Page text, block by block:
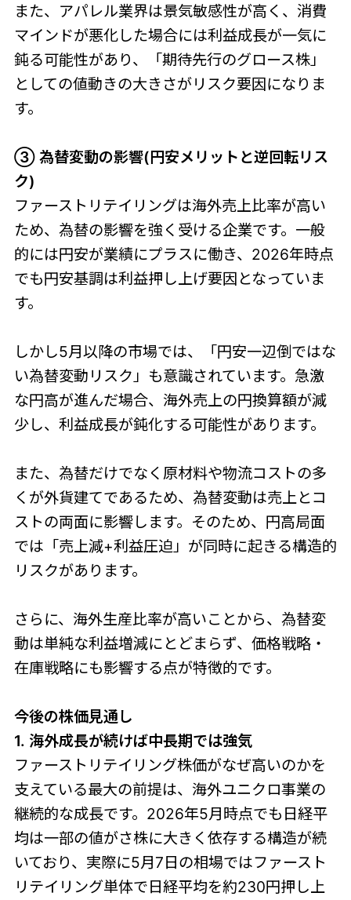
また、アパレル業界は景気敏感性が高く、消費
マインドが悪化した場合には利益成長が一気に
鈍る可能性があり、「期待先行のグロース株」
としての値動きの大きさがリスク要因になりま
す。
③ 為替変動の影響(円安メリットと逆回転リス
ク)
ファーストリテイリングは海外売上比率が高い
ため、為替の影響を強く受ける企業です。一般
的には円安が業績にプラスに働き、2026年時点
でも円安基調は利益押し上げ要因となっていま
す。
しかし5月以降の市場では、「円安一辺倒ではな
い為替変動リスク」も意識されています。急激
な円高が進んだ場合、海外売上の円換算額が減
少し、利益成長が鈍化する可能性があります。
また、為替だけでなく原材料や物流コストの多
くが外貨建てであるため、為替変動は売上とコ
ストの両面に影響します。そのため、円高局面
では「売上減+利益圧迫」が同時に起きる構造的
リスクがあります。
さらに、海外生産比率が高いことから、為替変
動は単純な利益増減にとどまらず、価格戦略・
在庫戦略にも影響する点が特徴的です。
今後の株価見通し
1. 海外成長が続けば中長期では強気
ファーストリテイリング株価がなぜ高いのかを
支えている最大の前提は、海外ユニクロ事業の
継続的な成長です。2026年5月時点でも日経平
均は一部の値がさ株に大きく依存する構造が続
いており、実際に5月7日の相場ではファースト
リテイリング単体で日経平均を約230円押し上